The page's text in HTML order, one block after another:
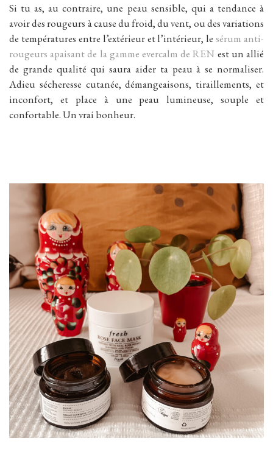
Si tu as, au contraire, une peau sensible, qui a tendance à
avoir des rougeurs à cause du froid, du vent, ou des variations
de températures entre l’extérieur et l’intérieur, lesérum anti-
rougeurs apaisant de la gamme evercalm de REN est un allié
de grande qualité qui saura aider ta peau à se normaliser.
Adieu sécheresse cutanée, démangeaisons, tiraillements, et
inconfort, et place à une peau lumineuse, souple et
confortable. Un vrai bonheur.